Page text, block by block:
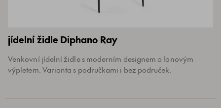
jídelní židle Diphano Ray
Venkovní jídelní židle s moderním designem a lanovým
výpletem. Varianta s područkami i bez područek.